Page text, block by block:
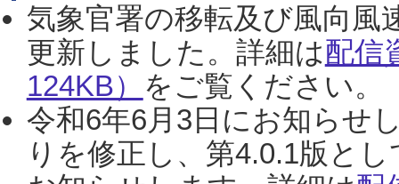
気象官署の移転及び風向風
更新しました。詳細は配信
124KB） をご覧ください。
令和6年6月3日にお知らせ
りを修正し、第4.0.1版と